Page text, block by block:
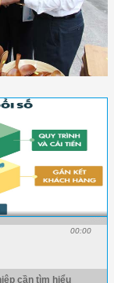
00:00
cần tìm hiểu